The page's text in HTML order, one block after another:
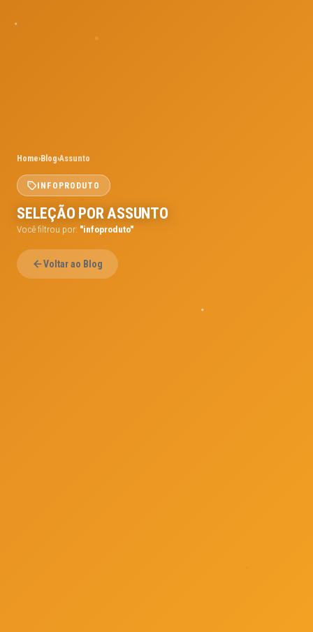
Home›Blog›Assunto
INFOPRODUTO
SELEÇÃO POR ASSUNTO
Você filtrou por: "infoproduto"
Voltar ao Blog